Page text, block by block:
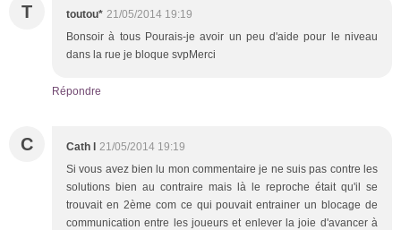
T toutou* 21/05/2014 19:19
Bonsoir à tous Pourais-je avoir un peu d'aide pour le niveau
dans la rue je bloque svpMerci
Répondre
C Cath l 21/05/2014 19:19
Si vous avez bien lu mon commentaire je ne suis pas contre les
solutions bien au contraire mais là le reproche était qu'il se
trouvait en 2ème com ce qui pouvait entrainer un blocage de
communication entre les joueurs et enlever la joie d'avancer à